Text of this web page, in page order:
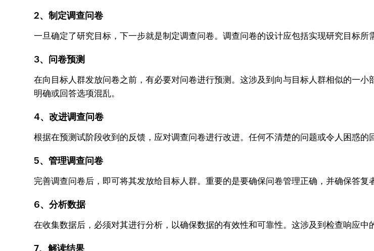
2、制定调查问卷
一旦确定了研究目标，下一步就是制定调查问卷。调查问卷的设计应包括实现研究目标所
3、问卷预测
在向目标人群发放问卷之前，有必要对问卷进行预测。这涉及到向与目标人群相似的一
明确或回答选项混乱。
4、改进调查问卷
根据在预测试阶段收到的反馈，应对调查问卷进行改进。任何不清楚的问题或令人困惑的
5、管理调查问卷
完善调查问卷后，即可将其发放给目标人群。重要的是要确保问卷管理正确，并确保答复
6、分析数据
在收集数据后，必须对其进行分析，以确保数据的有效性和可靠性。这涉及到检查响应中
7、解读结果